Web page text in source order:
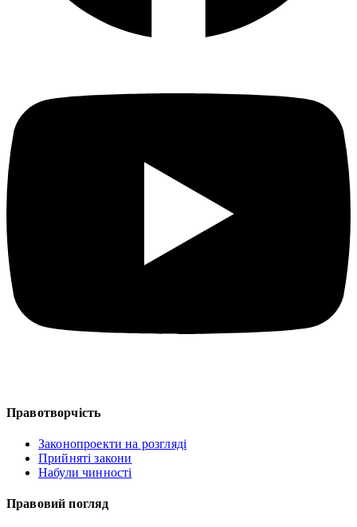
Правотворчість
Законопроекти на розгляді
Прийняті закони
Набули чинності
Правовий погляд